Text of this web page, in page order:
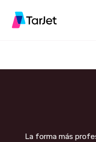
Create your own
La forma más